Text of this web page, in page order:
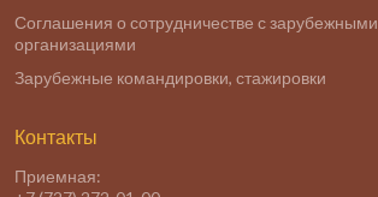
Соглашения о сотрудничестве с зарубежными
организациями
Зарубежные командировки, стажировки
Контакты
Приемная: